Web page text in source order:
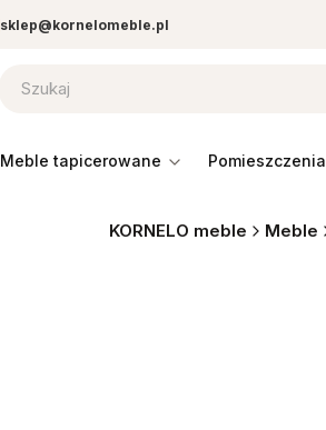
sklep@kornelomeble.pl
meble tapicerowane pomieszczenia
KORNELO meble Meble